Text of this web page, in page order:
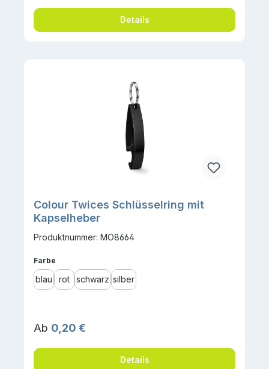
Details
Colour Twices Schlüsselring mit
Kapselheber
Produktnummer: MO8664
Farbe
blau rot schwarz silber
Regulärer Preis:
Ab 0,20 €
Details